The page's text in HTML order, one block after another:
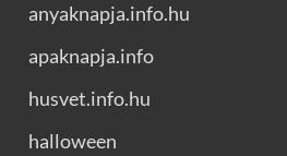
anyaknapja.info.hu
apaknapja.info
husvet.info.hu
halloween